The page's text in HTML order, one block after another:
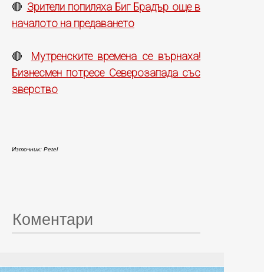
🔴 Зрители попиляха Биг Брадър още в
началото на предаването
🔴 Мутренските времена се върнаха!
Бизнесмен потресе Северозапада със
зверство
Източник: Petel
Коментари